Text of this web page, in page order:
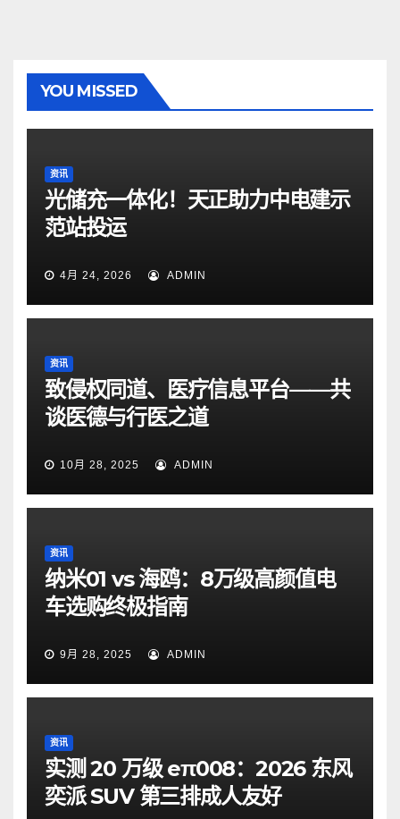
YOU MISSED
资讯
光储充一体化！天正助力中电建示
范站投运
4月 24, 2026 ADMIN
资讯
致侵权同道、医疗信息平台——共
谈医德与行医之道
10月 28, 2025 ADMIN
资讯
纳米01 vs 海鸥：8万级高颜值电
车选购终极指南
9月 28, 2025 ADMIN
资讯
实测 20 万级 eπ008：2026 东风
奕派 SUV 第三排成人友好